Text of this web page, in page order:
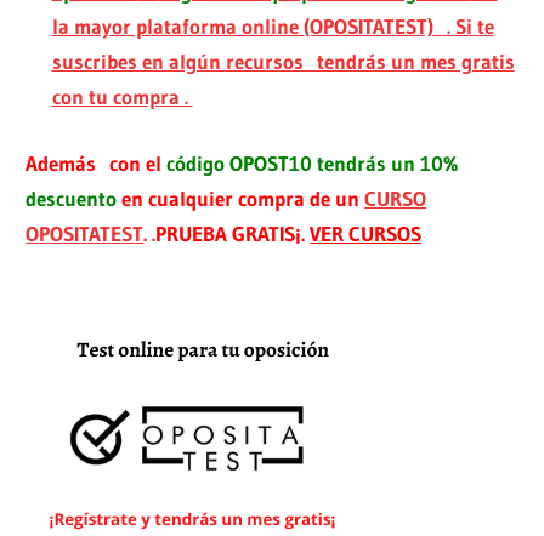
la mayor plataforma online (OPOSITATEST) . Si te
suscribes en algún recursos tendrás un mes gratis
con tu compra .
Además con elcódigo OPOST10 tendrás un 10%
descuentoen cualquier compra de unCURSO
OPOSITATEST. .PRUEBA GRATIS¡.VER CURSOS